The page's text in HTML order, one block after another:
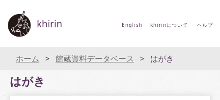
khirin English khirinについて ヘルプ
ホーム 館蔵資料データベース はがき
はがき